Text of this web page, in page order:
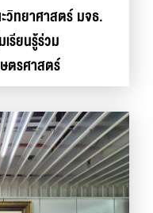
วิทยาศาสตร์ มจธ.
รียนรู้ร่วม
ตรศาสตร์